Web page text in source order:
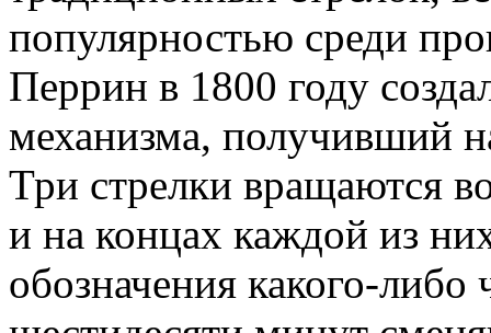
популярностью среди
Перрин в 1800 году
механизма, получивший
Три стрелки вращаются
и на концах каждой из
обозначения какого-